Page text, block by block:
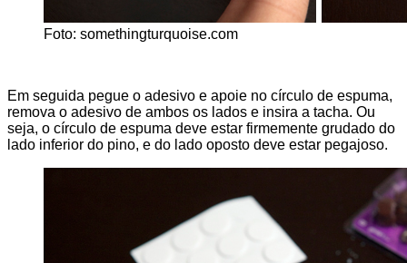
Foto: somethingturquoise.com
Em seguida pegue o adesivo e apoie no círculo de espuma,
remova o adesivo de ambos os lados e insira a tacha. Ou
seja, o círculo de espuma deve estar firmemente grudado do
lado inferior do pino, e do lado oposto deve estar pegajoso.